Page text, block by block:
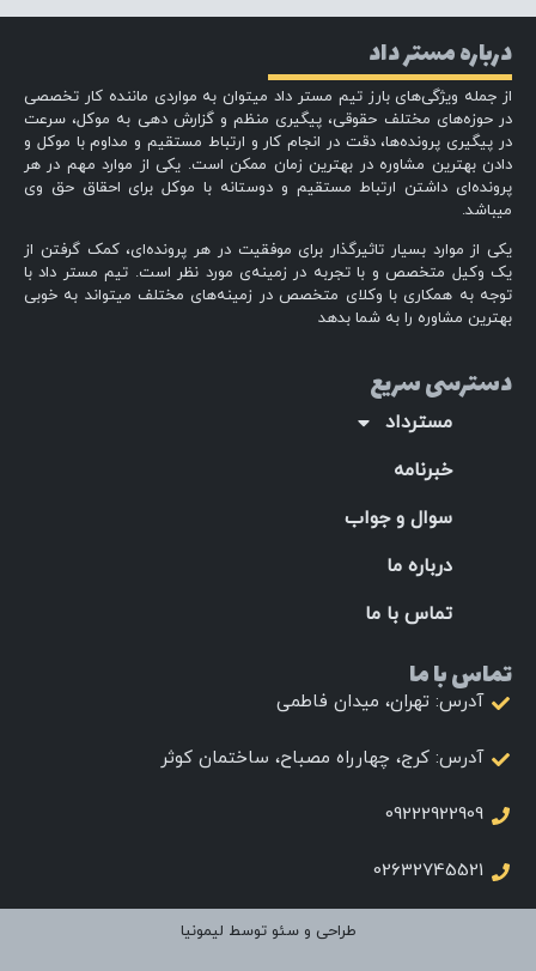
درباره مستر داد
از جمله ویژگی‌های بارز تیم مستر داد میتوان به مواردی ماننده کار تخصصی
در حوزه‌های مختلف حقوقی، پیگیری منظم و گزارش دهی به موکل، سرعت
در پیگیری پرونده‌ها، دقت در انجام کار و ارتباط مستقیم و مداوم با موکل و
دادن بهترین مشاوره در بهترین زمان ممکن است. یکی از موارد مهم در هر
پرونده‌ای داشتن ارتباط مستقیم و دوستانه با موکل برای احقاق حق وی
میباشد.
یکی از موارد بسیار تاثیرگذار برای موفقیت در هر پرونده‌ای، کمک گرفتن از
یک وکیل متخصص و با تجربه در زمینه‌ی مورد نظر است. تیم مستر داد با
توجه به همکاری با وکلای متخصص در زمینه‌های مختلف میتواند به خوبی
بهترین مشاوره را به شما بدهد
دسترسی سریع
مسترداد
خبرنامه
سوال و جواب
درباره ما
تماس با ما
تماس با ما
آدرس: تهران، میدان فاطمی
آدرس: کرج، چهارراه مصباح، ساختمان کوثر
09222922909
02632745521
طراحی و سئو توسط لیمونیا